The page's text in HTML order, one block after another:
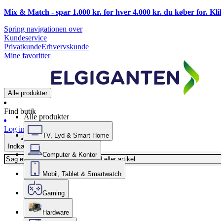
Mix & Match - spar 1.000 kr. for hver 4.000 kr. du køber for.
Spring navigationen over
Kundeservice
PrivatkundeErhvervskunde
Mine favoritter
Alle produkter
Find butik
Log ind
Indkøbskurv
Alle produkter
TV, Lyd & Smart Home
Computer & Kontor
Mobil, Tablet & Smartwatch
Gaming
Hardware